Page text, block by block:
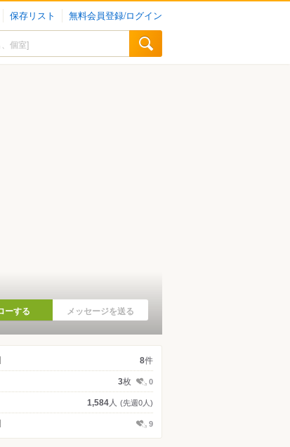
保存リスト 無料会員登録/ログイン
ーする メッセージを送る
8件
3枚 0
1,584人 (先週0人)
9